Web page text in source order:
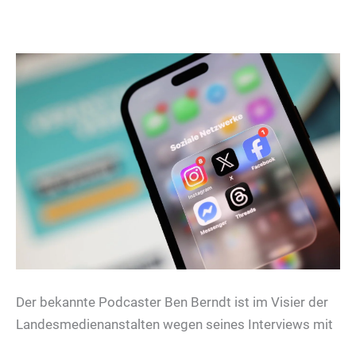
Der bekannte Podcaster Ben Berndt ist im Visier der
Landesmedienanstalten wegen seines Interviews mit